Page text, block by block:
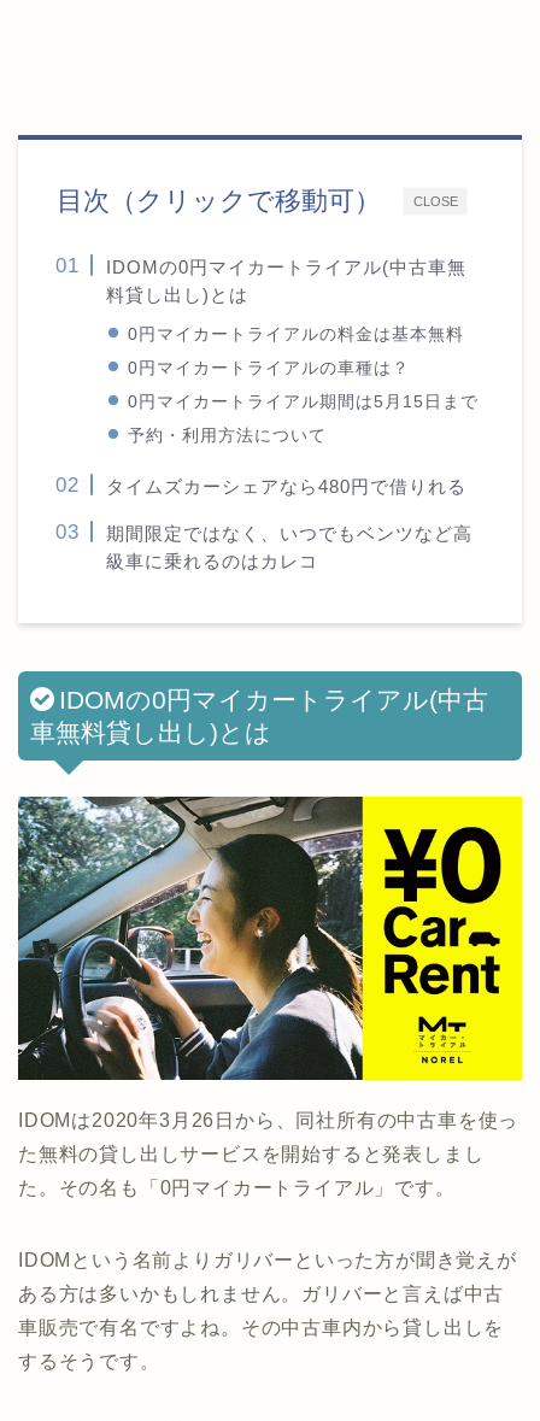
CLOSE
目次（クリックで移動可）
IDOMの0円マイカートライアル(中古車無
料貸し出し)とは
0円マイカートライアルの料金は基本無料
0円マイカートライアルの車種は？
0円マイカートライアル期間は5月15日まで
予約・利用方法について
タイムズカーシェアなら480円で借りれる
期間限定ではなく、いつでもベンツなど高
級車に乗れるのはカレコ
IDOMの0円マイカートライアル(中古
車無料貸し出し)とは
IDOMは2020年3月26日から、同社所有の中古車を使っ
た無料の貸し出しサービスを開始すると発表しまし
た。その名も「0円マイカートライアル」です。
IDOMという名前よりガリバーといった方が聞き覚えが
ある方は多いかもしれません。ガリバーと言えば中古
車販売で有名ですよね。その中古車内から貸し出しを
するそうです。